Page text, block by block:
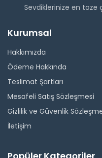
Sevdiklerinize en taze
Kurumsal
Hakkımızda
Ödeme Hakkında
Teslimat Şartları
Mesafeli Satış Sözleşmesi
Gizlilik ve Güvenlik
İletişim